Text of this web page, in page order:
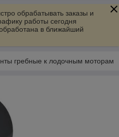
обрабатывать заказы и
работы сегодня
в ближайший
гребные к лодочным моторам